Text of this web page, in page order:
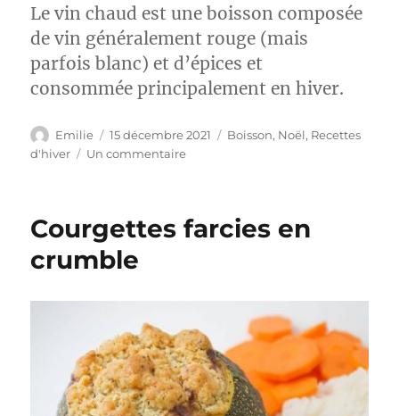
Le vin chaud est une boisson composée
de vin généralement rouge (mais
parfois blanc) et d’épices et
consommée principalement en hiver.
Auteur
Emilie
Publié
le
15 décembre 2021 Catégories
Boisson, Noël, Recettes
d'hiver
Un commentairesur
Cointreau ou au
Courgettes farcies en
crumble